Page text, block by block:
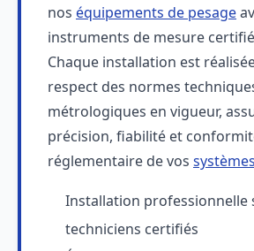
nos équipements de pesage
instruments de mesure
Chaque installation est
respect des normes
métrologiques en vigueur,
précision, fiabilité et
réglementaire de vos
Installation professionnelle
techniciens certifiés